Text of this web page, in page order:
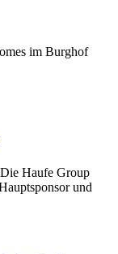
im Burghof
Haufe Group
und